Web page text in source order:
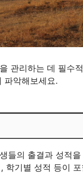
관리하는 데 필수
파악해보세요.
들의 출결과 성적
학기별 성적 등이